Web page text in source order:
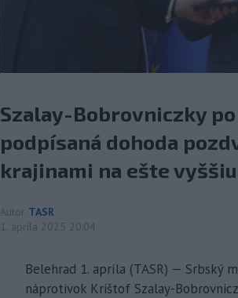
Szalay-Bobrovniczky
podpísaná dohoda
krajinami na ešte
Autor TASR
1. apríla 2025 20:04
Belehrad 1. apríla (TASR) — Srbský
náprotivok Krištof Szalay-